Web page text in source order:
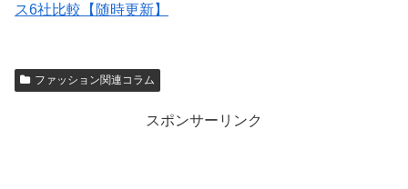
ス6社比較【随時更新】
ファッション関連コラム
スポンサーリンク